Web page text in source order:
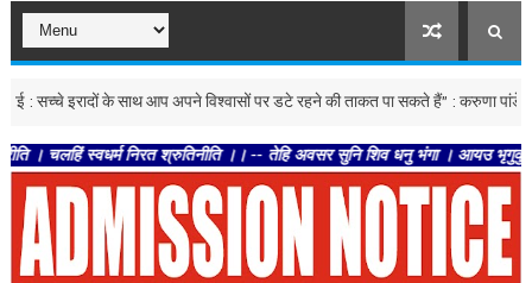
इरादों के साथ आप अपने विश्वासों पर डटे रहने की ताकत पा सकते हैं” : करुणा पांडे देश
निरत श्रुतिनीति ।। -- तेहि अवसर सुनि शिव धनु भंगा । आयउ भृगुकुल कमल